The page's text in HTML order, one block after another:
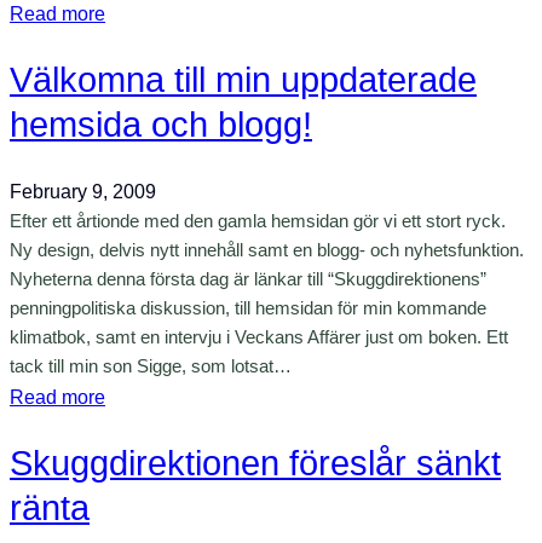
ä
n
a
n
k
s
n
k
e
n
Read more:
i
s
a
n
k
s
r
l
Välkomna till min uppdaterade
hemsida och blogg!
February 9, 2009
Efter ett årtionde med den gamla hemsidan gör vi ett stort ryck.
Ny design, delvis nytt innehåll samt en blogg- och nyhetsfunktion.
Nyheterna denna första dag är länkar till “Skuggdirektionens”
penningpolitiska diskussion, till hemsidan för min kommande
klimatbok, samt en intervju i Veckans Affärer just om boken. Ett
tack till min son Sigge, som lotsat…
Read more:
ä
Skuggdirektionen föreslår sänkt
ränta